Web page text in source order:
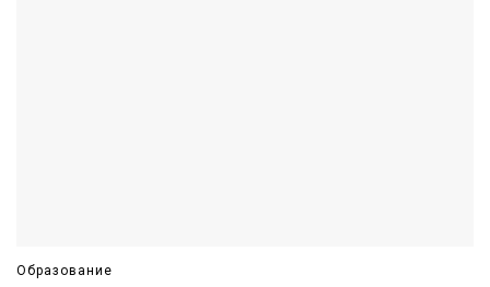
Образование